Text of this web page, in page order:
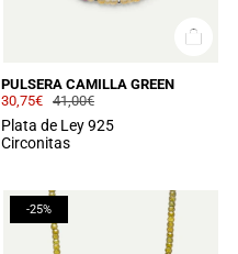
PULSERA CAMILLA GREEN
30,75€ 41,00€
Plata de Ley 925
Circonitas
-25%